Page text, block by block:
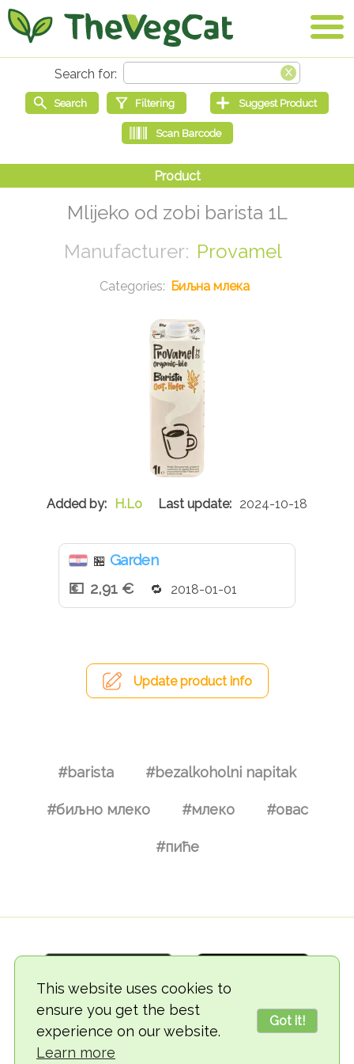
This website uses cookies to
ensure you get the best
experience on our website.
Learn more
Got it!
Mlijeko od zobi barista 1L
Provamel
Биљна млека
H.Lo 2024-10-18
🏪 Garden
2,91 €
2018-01-01
Update product info
#barista #bezalkoholni napitak
#биљно млеко #млеко #овас
#пиће
© 2018-2026 TheVegCat